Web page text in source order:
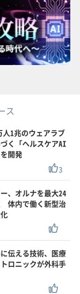
ス
1兆のウェアラブ
く「ヘルスケアAI
開発
3
、オルナを最大24
体内で働く新型治
伝える技術、医療
ロニックが外科手